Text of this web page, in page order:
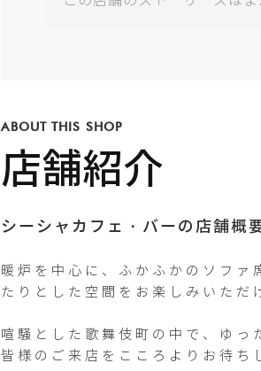
musch_ka
bukicho
Twitterが
未登録です
ABOUT THIS SHOP
店舗紹介
シーシャカフェ・バーの店舗概
暖炉を中心に、ふかふかのソフ
たりとした空間をお楽しみいただ
喧騒とした歌舞伎町の中で、ゆ
皆様のご来店をこころよりお待ち